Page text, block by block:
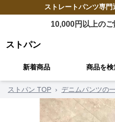
ストレートパンツ専門
10,000円以上の
ストパン
新着商品 商品を検
ストパン TOP › デニムパンツの